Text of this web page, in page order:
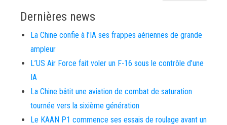
Dernières news
La Chine confie à l’IA ses frappes aériennes de grande
ampleur
L’US Air Force fait voler un F-16 sous le contrôle d’une
IA
La Chine bâtit une aviation de combat de saturation
tournée vers la sixième génération
Le KAAN P1 commence ses essais de roulage avant un